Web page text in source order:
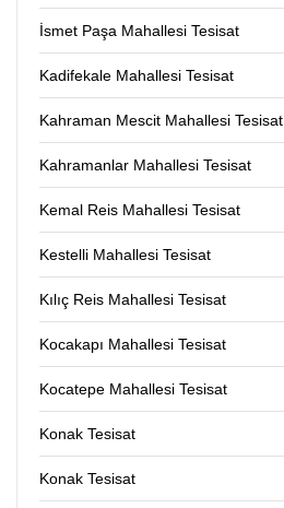
İsmet Paşa Mahallesi Tesisat
Kadifekale Mahallesi Tesisat
Kahraman Mescit Mahallesi Tesisat
Kahramanlar Mahallesi Tesisat
Kemal Reis Mahallesi Tesisat
Kestelli Mahallesi Tesisat
Kılıç Reis Mahallesi Tesisat
Kocakapı Mahallesi Tesisat
Kocatepe Mahallesi Tesisat
Konak Tesisat
Konak Tesisat